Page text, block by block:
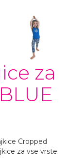
za
Cropped
za vse vrste